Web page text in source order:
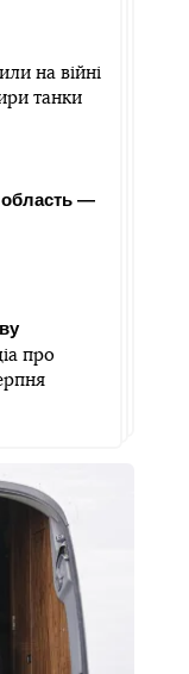
на війні
танки
область —
про